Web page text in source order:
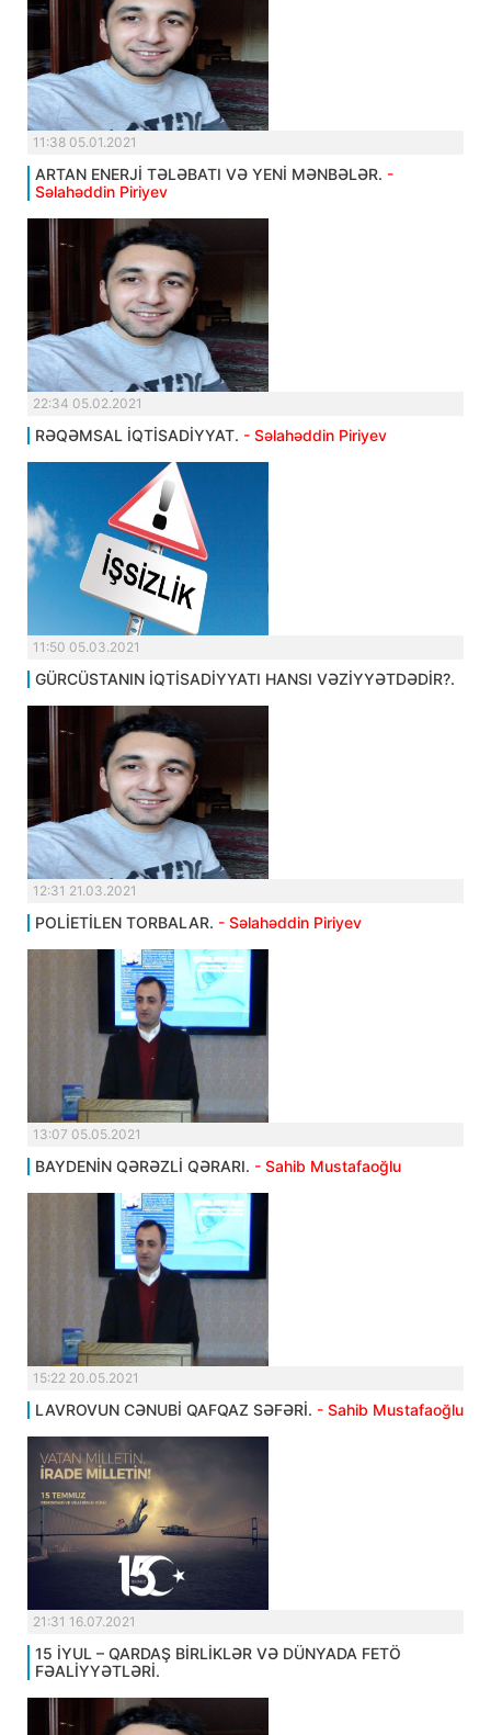
11:38 05.01.2021
ARTAN ENERJİ TƏLƏBATI VƏ YENİ MƏNBƏLƏR. -
Səlahəddin Piriyev
22:34 05.02.2021
RƏQƏMSAL İQTİSADİYYAT. - Səlahəddin Piriyev
11:50 05.03.2021
GÜRCÜSTANIN İQTİSADİYYATI HANSI VƏZİYYƏTDƏDİR?.
12:31 21.03.2021
POLİETİLEN TORBALAR. - Səlahəddin Piriyev
13:07 05.05.2021
BAYDENİN QƏRƏZLİ QƏRARI. - Sahib Mustafaoğlu
15:22 20.05.2021
LAVROVUN CƏNUBİ QAFQAZ SƏFƏRİ. - Sahib Mustafaoğlu
21:31 16.07.2021
15 İYUL – QARDAŞ BİRLİKLƏR VƏ DÜNYADA FETÖ
FƏALİYYƏTLƏRİ.